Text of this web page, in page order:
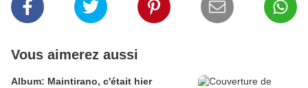
Vous aimerez aussi
Album: Maintirano, c'était hier